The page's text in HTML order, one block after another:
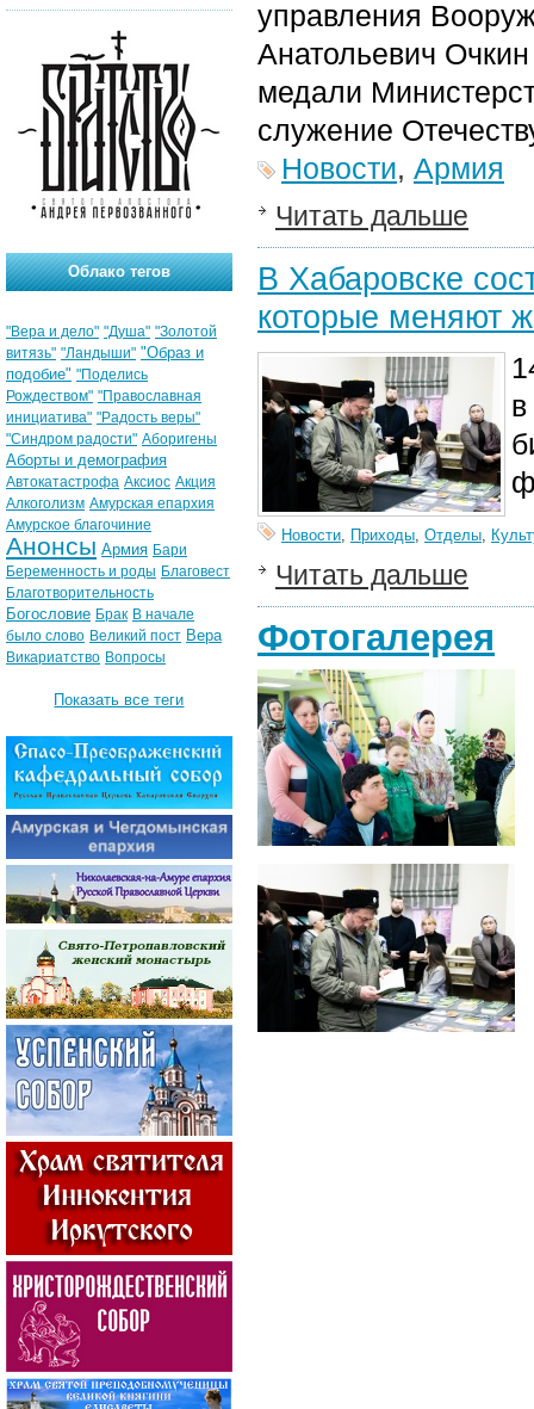
управления
Анатольевич
медали
служение
Новости, Армия
Читать дальше
В Хабаровске
которые меняют
Новости, Приходы, Отделы,
Читать дальше
Фотогалерея
Облако тегов
"Вера и дело" "Душа" "Золотой
витязь" "Ландыши" "Образ и
подобие" "Поделись
Рождеством" "Православная
инициатива" "Радость веры"
"Синдром радости" Аборигены
Аборты и демография
Автокатастрофа Аксиос Акция
Алкоголизм Амурская епархия
Амурское благочиние
Анонсы Армия Бари
Беременность и роды Благовест
Благотворительность
Богословие Брак В начале
было слово Великий пост Вера
Викариатство Вопросы
Показать все теги